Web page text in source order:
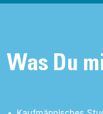
Was Du